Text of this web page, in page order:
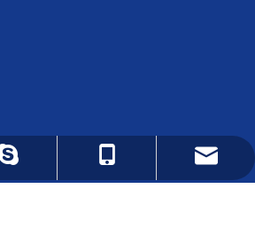
+86 - 13928032657
+86 - 13928032657